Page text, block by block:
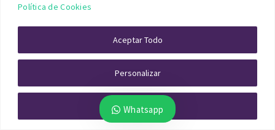
Política de Cookies
Personalizar
Rechazar Todo
Aceptar Todo
Hipoteca
necesita comprobar que el local ofrecido como
garantía tiene el valor suficiente. Por eso exige
una tasación de local comercial para hipoteca en
Whatsapp